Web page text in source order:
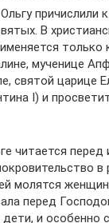
причислили
В
только
мученице
святой царице
I) и
читается перед
в
молятся
перед
дети, и особенно